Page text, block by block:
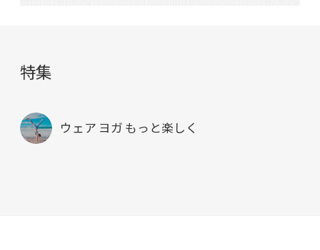
特集
ウェア ヨガ もっと楽しく